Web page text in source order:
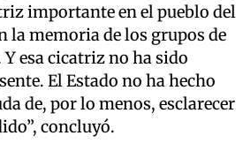
importante en el pueblo del
la memoria de los grupos de
esa cicatriz no ha sido
El Estado no ha hecho
de, por lo menos, esclarecer
concluyó.